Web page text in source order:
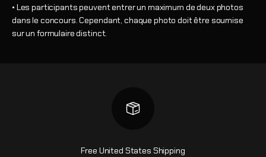
• Les participants peuvent entrer un maximum de deux photos
dans le concours. Cependant, chaque photo doit être soumise
sur un formulaire distinct.
Free United States Shipping